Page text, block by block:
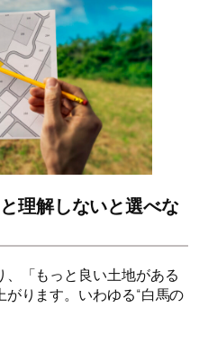
理解しないと選べな
「もっと良い土地がある
ります。いわゆる“白馬の